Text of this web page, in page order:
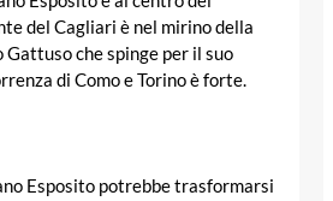
del Cagliari è nel mirino della
Gattuso che spinge per il suo
di Como e Torino è forte.
Esposito potrebbe trasformarsi